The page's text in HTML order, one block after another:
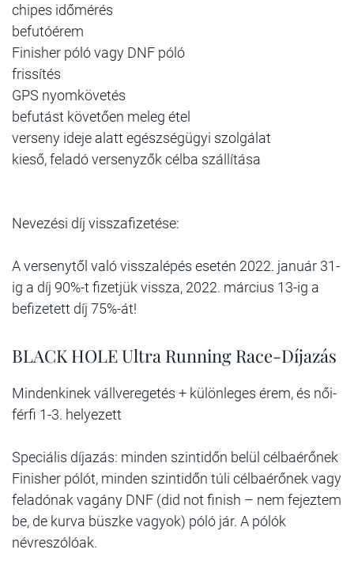
chipes időmérés
befutóérem
Finisher póló vagy DNF póló
frissítés
GPS nyomkövetés
befutást követően meleg étel
verseny ideje alatt egészségügyi szolgálat
kieső, feladó versenyzők célba szállítása
Nevezési díj visszafizetése:
A versenytől való visszalépés esetén 2022. január 31-
ig a díj 90%-t fizetjük vissza, 2022. március 13-ig a
befizetett díj 75%-át!
BLACK HOLE Ultra Running Race-Díjazás
Mindenkinek vállveregetés + különleges érem, és női-
férfi 1-3. helyezett
Speciális díjazás: minden szintidőn belül célbaérőnek
Finisher pólót, minden szintidőn túli célbaérőnek vagy
feladónak vagány DNF (did not finish – nem fejeztem
be, de kurva büszke vagyok) póló jár. A pólók
névreszólóak.